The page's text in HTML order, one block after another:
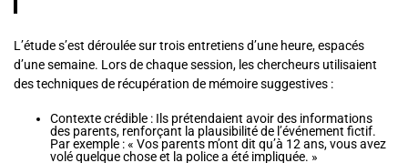
L’étude s’est déroulée sur trois entretiens d’une heure, espacés
d’une semaine. Lors de chaque session, les chercheurs utilisaient
des techniques de récupération de mémoire suggestives :
Contexte crédible : Ils prétendaient avoir des informations
des parents, renforçant la plausibilité de l’événement fictif.
Par exemple : « Vos parents m’ont dit qu’à 12 ans, vous avez
volé quelque chose et la police a été impliquée. »